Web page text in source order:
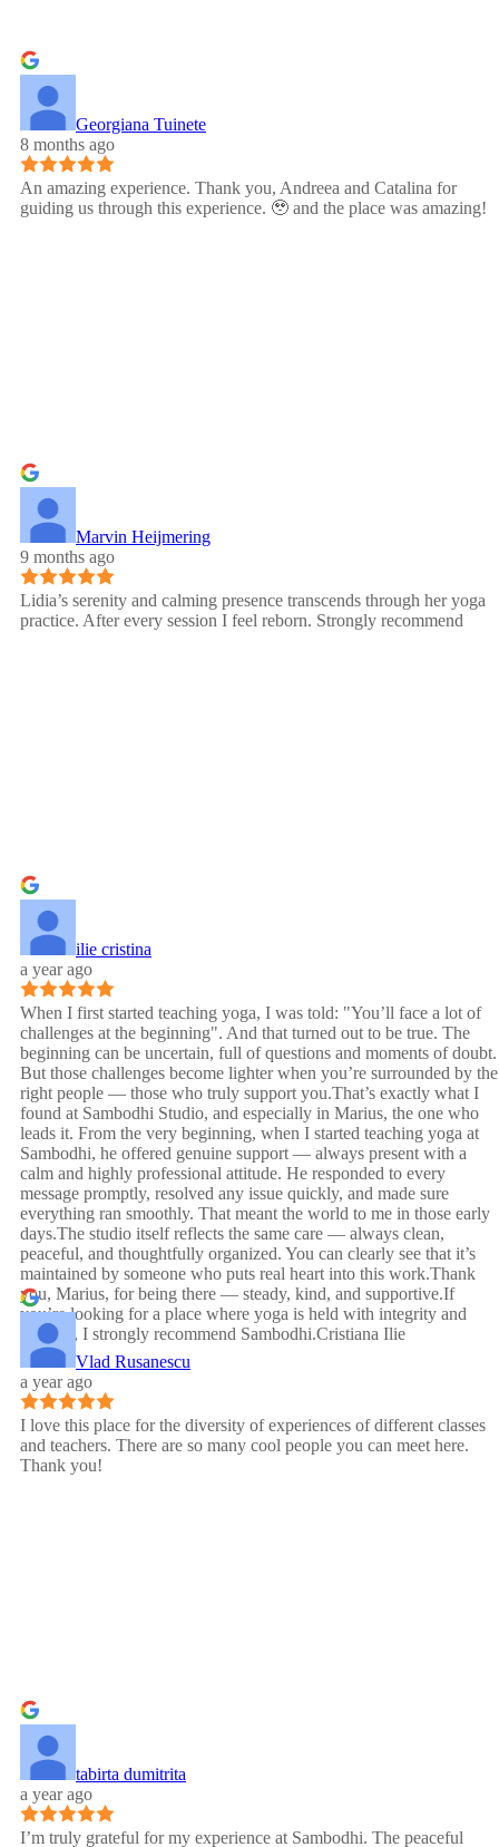
Georgiana Tuinete
8 months ago
An amazing experience. Thank you, Andreea and Catalina for
guiding us through this experience. 🥹 and the place was amazing!
Marvin Heijmering
9 months ago
Lidia’s serenity and calming presence transcends through her yoga
practice. After every session I feel reborn. Strongly recommend
ilie cristina
a year ago
When I first started teaching yoga, I was told: "You’ll face a lot of
challenges at the beginning". And that turned out to be true. The
beginning can be uncertain, full of questions and moments of doubt.
But those challenges become lighter when you’re surrounded by the
right people — those who truly support you.That’s exactly what I
found at Sambodhi Studio, and especially in Marius, the one who
leads it. From the very beginning, when I started teaching yoga at
Sambodhi, he offered genuine support — always present with a
calm and highly professional attitude. He responded to every
message promptly, resolved any issue quickly, and made sure
everything ran smoothly. That meant the world to me in those early
days.The studio itself reflects the same care — always clean,
peaceful, and thoughtfully organized. You can clearly see that it’s
maintained by someone who puts real heart into this work.Thank
you, Marius, for being there — steady, kind, and supportive.If
you’re looking for a place where yoga is held with integrity and
warmth, I strongly recommend Sambodhi.Cristiana Ilie
Vlad Rusanescu
a year ago
I love this place for the diversity of experiences of different classes
and teachers. There are so many cool people you can meet here.
Thank you!
tabirta dumitrita
a year ago
I’m truly grateful for my experience at Sambodhi. The peaceful